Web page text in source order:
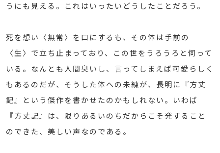
うにも見える。これはいったいどうしたことだろう。
死を想い〈無常〉を口にするも、その体は手前の
〈生〉で立ち止まっており、この世をうろうろと伺って
いる。なんとも人間臭いし、言ってしまえば可愛らしく
もあるのだが、そうした体への未練が、長明に『方丈
記』という傑作を書かせたのかもしれない。いわば
『方丈記』は、限りあるいのちだからこそ発すること
のできた、美しい声なのである。